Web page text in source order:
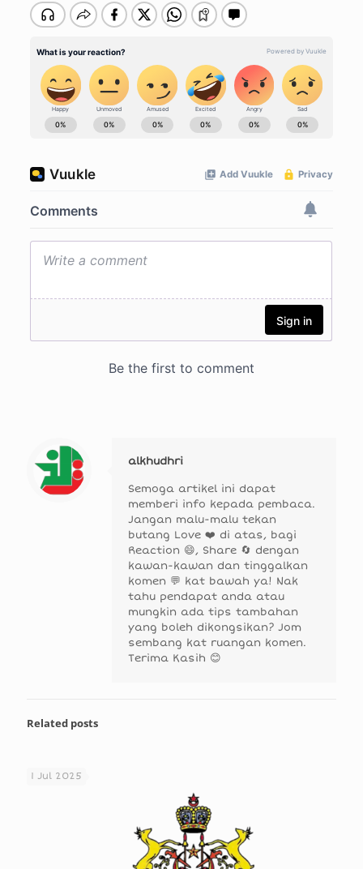
alkhudhri
Semoga artikel ini dapat
memberi info kepada pembaca.
Jangan malu-malu tekan
butang Love ❤️ di atas, bagi
Reaction 😄, Share 🔄 dengan
kawan-kawan dan tinggalkan
komen 💬 kat bawah ya! Nak
tahu pendapat anda atau
mungkin ada tips tambahan
yang boleh dikongsikan? Jom
sembang kat ruangan komen.
Terima Kasih 😊
Related posts
1 Jul 2025